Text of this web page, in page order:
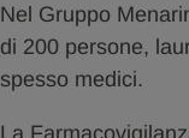
Nel Gruppo
di 200 persone,
spesso medici.
La